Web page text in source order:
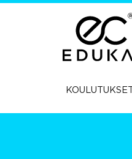
KOULUTUKSET